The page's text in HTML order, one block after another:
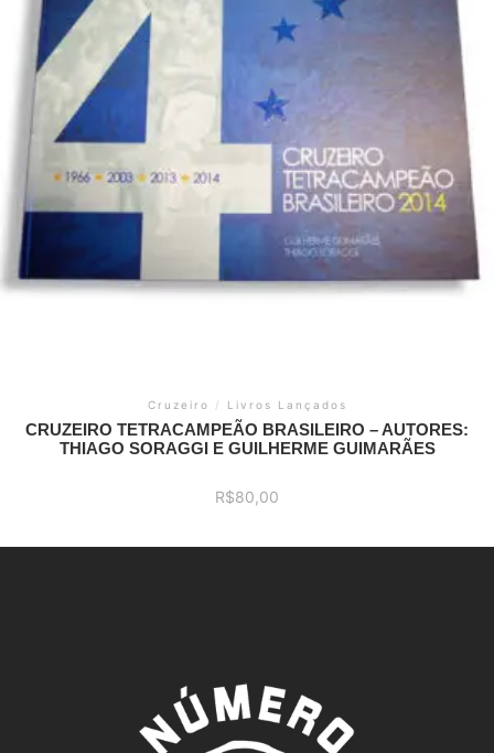
Cruzeiro / Livros Lançados
CRUZEIRO TETRACAMPEÃO BRASILEIRO – AUTORES:
THIAGO SORAGGI E GUILHERME GUIMARÃES
R$80,00